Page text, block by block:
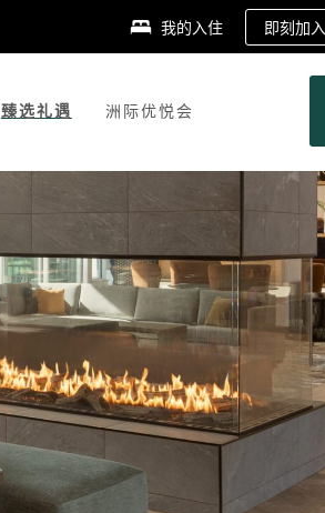
我的入住 即刻加入
臻选礼遇 洲际优悦会